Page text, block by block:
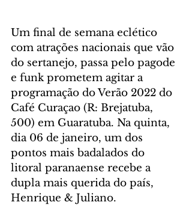
Um final de semana eclético
com atrações nacionais que vão
do sertanejo, passa pelo pagode
e funk prometem agitar a
programação do Verão 2022 do
Café Curaçao (R: Brejatuba,
500) em Guaratuba. Na quinta,
dia 06 de janeiro, um dos
pontos mais badalados do
litoral paranaense recebe a
dupla mais querida do país,
Henrique & Juliano.